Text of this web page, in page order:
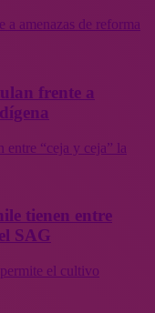
a amenazas de reforma
frente a
entre “ceja y ceja” la
tienen entre
SAG
el cultivo